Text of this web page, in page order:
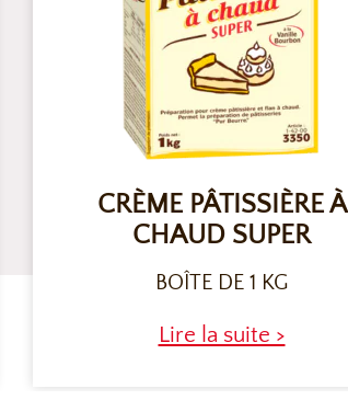
CRÈME PÂTISSIÈRE À
CHAUD SUPER
BOÎTE DE 1 KG
Lire la suite >